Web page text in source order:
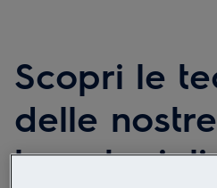
Scopri le
delle nostre